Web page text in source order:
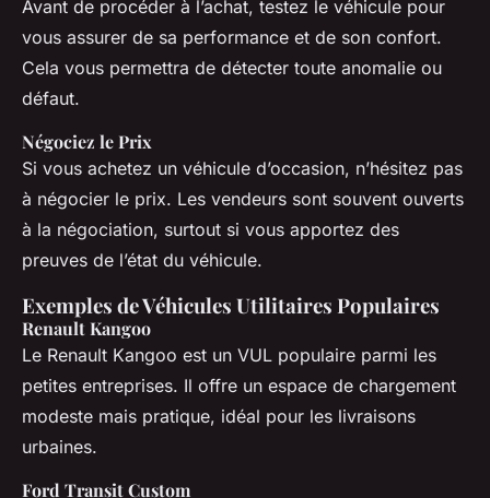
Avant de procéder à l’achat, testez le véhicule pour
vous assurer de sa performance et de son confort.
Cela vous permettra de détecter toute anomalie ou
défaut.
Négociez le Prix
Si vous achetez un véhicule d’occasion, n’hésitez pas
à négocier le prix. Les vendeurs sont souvent ouverts
à la négociation, surtout si vous apportez des
preuves de l’état du véhicule.
Exemples de Véhicules Utilitaires Populaires
Renault Kangoo
Le Renault Kangoo est un VUL populaire parmi les
petites entreprises. Il offre un espace de chargement
modeste mais pratique, idéal pour les livraisons
urbaines.
Ford Transit Custom